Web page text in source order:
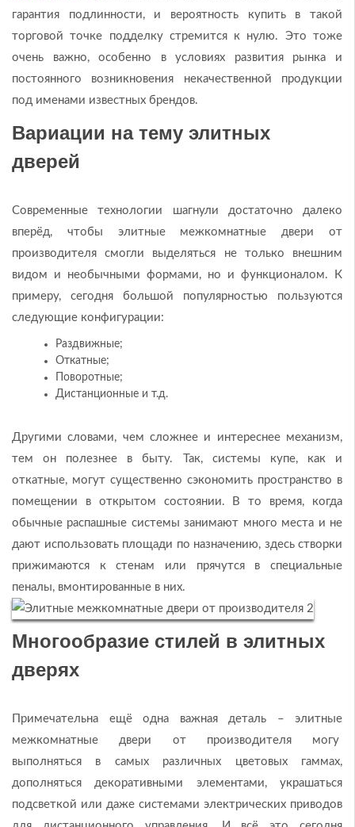
гарантия подлинности, и вероятность купить в такой
торговой точке подделку стремится к нулю. Это тоже
очень важно, особенно в условиях развития рынка и
постоянного возникновения некачественной продукции
под именами известных брендов.
Вариации на тему элитных
дверей
Современные технологии шагнули достаточно далеко
вперёд, чтобы элитные межкомнатные двери от
производителя смогли выделяться не только внешним
видом и необычными формами, но и функционалом. К
примеру, сегодня большой популярностью пользуются
следующие конфигурации:
Раздвижные;
Откатные;
Поворотные;
Дистанционные и т.д.
Другими словами, чем сложнее и интереснее механизм,
тем он полезнее в быту. Так, системы купе, как и
откатные, могут существенно сэкономить пространство в
помещении в открытом состоянии. В то время, когда
обычные распашные системы занимают много места и не
дают использовать площади по назначению, здесь створки
прижимаются к стенам или прячутся в специальные
пеналы, вмонтированные в них.
Многообразие стилей в элитных
дверях
Примечательна ещё одна важная деталь – элитные
межкомнатные двери от производителя могу
выполняться в самых различных цветовых гаммах,
дополняться декоративными элементами, украшаться
подсветкой или даже системами электрических приводов